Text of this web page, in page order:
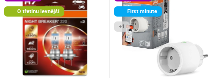
O třetinu levnější First minute
+1